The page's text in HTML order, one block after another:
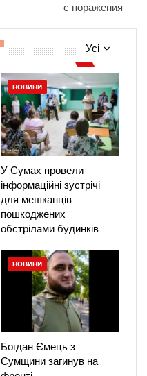
с поражения
Усі
НОВИНИ
У Сумах провели
інформаційні зустрічі
для мешканців
пошкоджених
обстрілами будинків
НОВИНИ
Богдан Ємець з
Сумщини загинув на